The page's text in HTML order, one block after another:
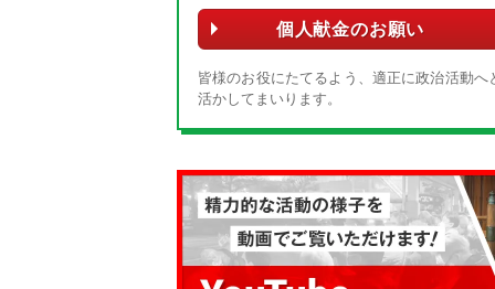
個人献金のお願い
皆様のお役にたてるよう、適正に政治活動へ
活かしてまいります。